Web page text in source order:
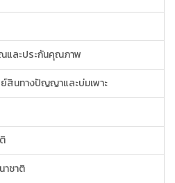
และประกันคุณภาพ
สินทางปัญญาและบ่มเพาะ
าชาติ